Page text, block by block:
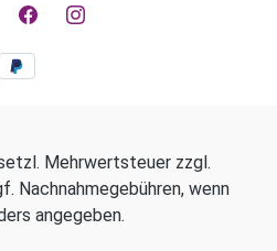
Mehrwertsteuer zzgl.
Nachnahmegebühren, wenn
angegeben.